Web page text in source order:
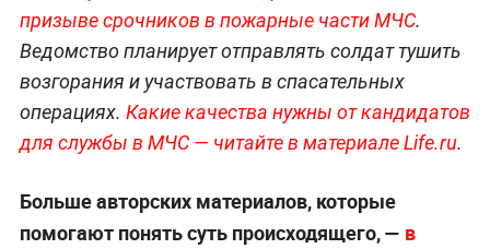
призыве срочников в пожарные части МЧС.
Ведомство планирует отправлять солдат тушить
возгорания и участвовать в спасательных
операциях. Какие качества нужны от кандидатов
для службы в МЧС — читайте в материале Life.ru.
Больше авторских материалов, которые
помогают понять суть происходящего, — в